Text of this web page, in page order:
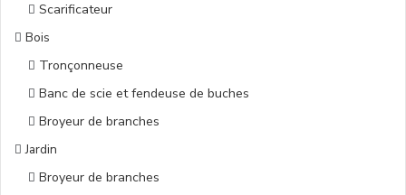
Scarificateur
Bois
Tronçonneuse
Banc de scie et fendeuse de buches
Broyeur de branches
Jardin
Broyeur de branches